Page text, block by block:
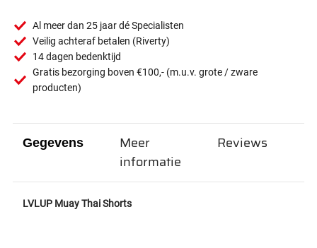
Al meer dan 25 jaar dé Specialisten
Veilig achteraf betalen (Riverty)
14 dagen bedenktijd
Gratis bezorging boven €100,- (m.u.v. grote / zware
producten)
Gegevens
LVLUP Muay Thai Shorts
Meer
informatie
Reviews